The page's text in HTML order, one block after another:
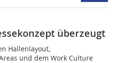
überzeugt
Hallenlayout,
und dem Work Culture